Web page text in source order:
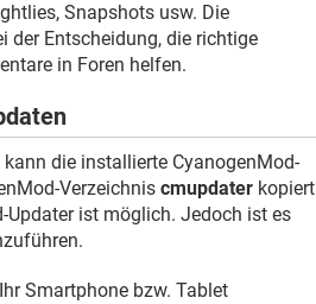
Snapshots usw. Die
der Entscheidung, die richtige
in Foren helfen.
die installierte CyanogenMod-
Verzeichnis cmupdater kopiert
Updater ist möglich. Jedoch ist es
Smartphone bzw. Tablet